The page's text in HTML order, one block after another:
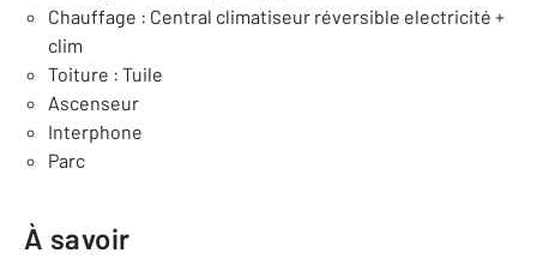
Chauffage : Central climatiseur réversible electricité +
clim
Toiture : Tuile
Ascenseur
Interphone
Parc
À savoir